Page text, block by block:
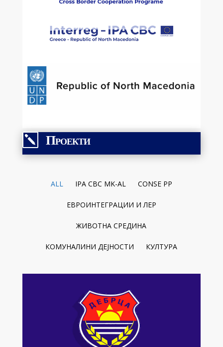
k Проекти
ALL IPA CBC MK-AL CONSE PP
ЕВРОИНТЕГРАЦИИ И ЛЕР
ЖИВОТНА СРЕДИНА
КОМУНАЛИНИ ДЕЈНОСТИ КУЛТУРА